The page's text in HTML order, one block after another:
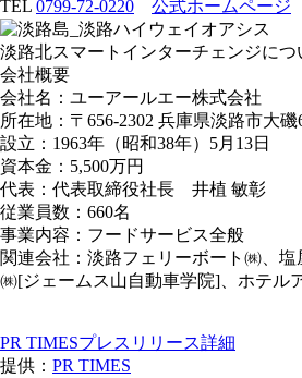
TEL 0799-72-0220 公式ホームページ
淡路北スマートインターチェンジにつ
会社概要
会社名：ユーアールエー株式会社
所在地：〒656-2302 兵庫県淡路市大磯
設立：1963年（昭和38年）5月13日
資本金：5,500万円
代表：代表取締役社長 井植 敏彰
従業員数：660名
事業内容：フードサービス全般
関連会社：淡路フェリーボート㈱、
㈱[ジェームス山自動車学院]、ホテル
PR TIMESプレスリリース詳細
提供： PR TIMES